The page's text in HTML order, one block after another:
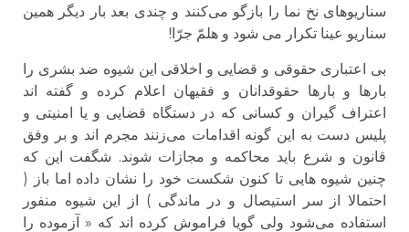
سناریوهای نخ نما را بازگو می‌کنند و چندی بعد بار دیگر همین
سناریو عینا تکرار می شود و هلمّ جرّا!
بی اعتباری حقوقی و قضایی و اخلاقی این شیوه ضد بشری را
بارها و بارها حقوقدانان و فقیهان اعلام کرده و گفته اند
اعتراف گیران و کسانی که در دستگاه قضایی و یا امنیتی و
پلیس دست به این گونه اقدامات می‌زنند مجرم اند و بر وفق
قانون و شرع باید محاکمه و مجازات شوند. شگفت این که
چنین شیوه هایی تا کنون شکست خود را نشان داده اما باز (
احتمالا از سر استیصال و در ماندگی ) از این شیوه منفور
استفاده می‌شود ولی گویا فراموش کرده اند که « آزموده را